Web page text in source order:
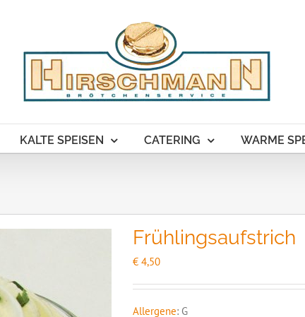
KALTE SPEISEN CATERING WARME
Frühlingsaufstrich
€ 4,50
Allergene: G